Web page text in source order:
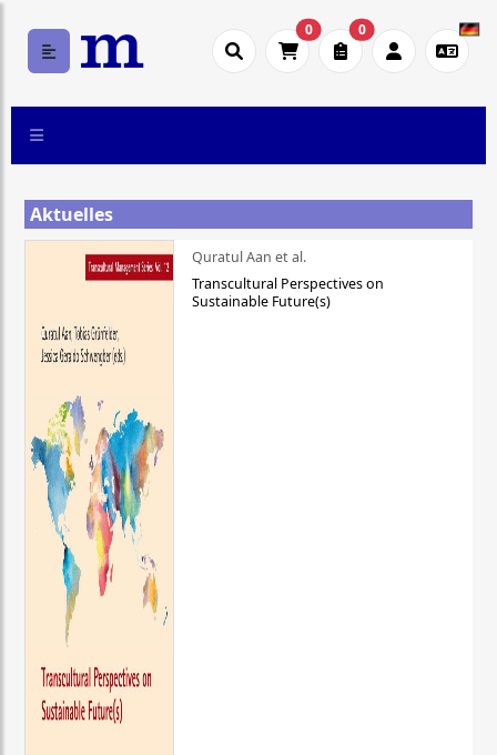
0 0
Aktuelles
Quratul Aan et al.
Transcultural Perspectives on
Sustainable Future(s)